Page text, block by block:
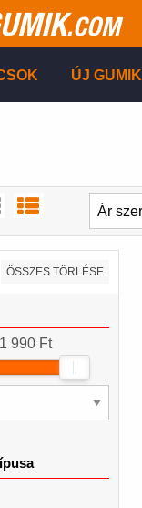
.COM
ÚJ GUMIK
ÖSSZES TÖRLÉSE
990 Ft